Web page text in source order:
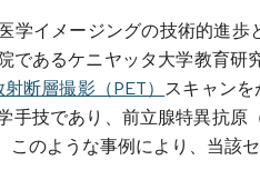
学イメージングの技術的進
であるケニヤッタ大学教育
断層撮影（PET） スキャンを
手技であり、前立腺特異抗
のような事例により、当該